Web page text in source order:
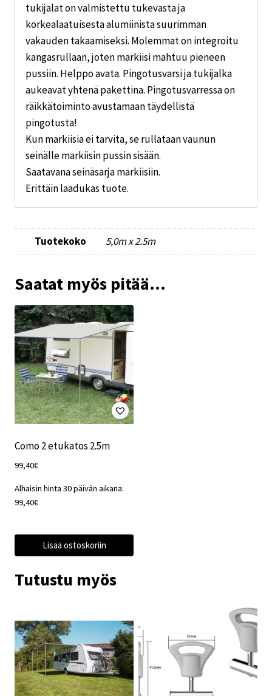
tukijalat on valmistettu tukevasta ja
korkealaatuisesta alumiinista suurimman
vakauden takaamiseksi. Molemmat on integroitu
kangasrullaan, joten markiisi mahtuu pieneen
pussiin. Helppo avata. Pingotusvarsi ja tukijalka
aukeavat yhtenä pakettina. Pingotusvarressa on
räikkätoiminto avustamaan täydellistä
pingotusta!
Kun markiisia ei tarvita, se rullataan vaunun
seinälle markiisin pussin sisään.
Saatavana seinäsarja markiisiin.
Erittäin laadukas tuote.
Tuotekoko 5,0m x 2.5m
Saatat myös pitää...
Como 2 etukatos 2.5m
99,40€
Alhaisin hinta 30 päivän aikana:
99,40€
Lisää ostoskoriin
Tutustu myös